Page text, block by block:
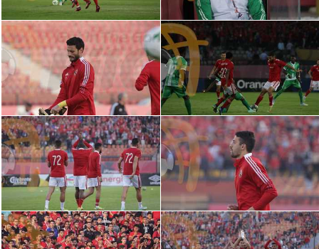
أقسام
الكرة المصرية
الدوري المصري
الكرة الأوروبية
الكرة الإفريقية
منتخب مصر
سعودي في الجول
الدوري الإنجليزي
الدوري الإسباني